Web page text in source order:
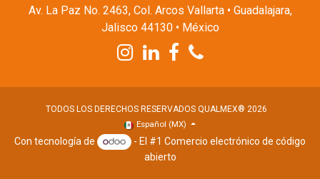
Av. La Paz No. 2463, Col. Arcos Vallarta • Guadalajara,
Jalisco 44130 • México
TODOS LOS DERECHOS RESERVADOS QUALMEX® 2026
Español (MX)
Con tecnología de - El #1Comercio electrónico de código
abierto